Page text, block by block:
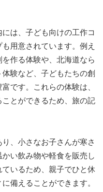
は、子ども向けの工作コ
用意されています。例え
作る体験や、北海道なら
験など、子どもたちの創
です。これらの体験は、
とができるため、旅の記
、小さなお子さんが寒さ
い飲み物や軽食を販売し
いるため、親子でひと休
備えることができます。